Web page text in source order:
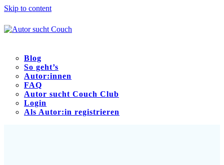
Skip to content
Blog
So geht’s
Autor:innen
FAQ
Autor sucht Couch Club
Login
Als Autor:in registrieren